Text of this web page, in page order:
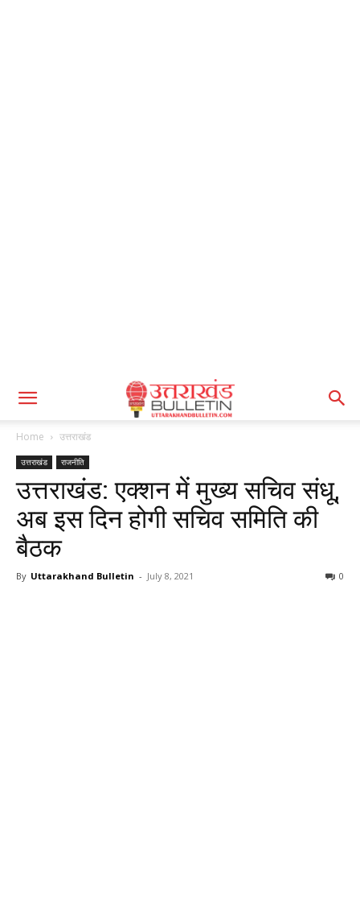
Home उत्तराखंड
उत्तराखंड राजनीति
उत्तराखंड: एक्शन में मुख्य सचिव संधू,
अब इस दिन होगी सचिव समिति की
बैठक
By Uttarakhand Bulletin - July 8, 2021 0